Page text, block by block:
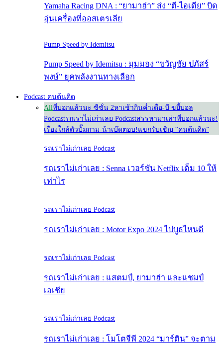
Yamaha Racing DNA : “ยามาฮ่า” ส่ง “ตี-ไอเดีย” บิด
อุ่นเครื่องที่ออสเตรเลีย
Pump Speed by Idemitsu
Pump Speed by Idemitsu : มุมมอง “ขวัญชัย ปภัสร์
พงษ์” ยุคพลังงานทางเลือก
Podcast คนต้นคิด
Allพี่บอกแล้วนะ ซีซั่น 2หาเช้ากินค่ำเดื่อ-บี ขยี้บอล
Podcastรถเราไม่เก่าเลย Podcastสรรหามาเล่าพี่บอกแล้วนะ!
เรื่องใกล้ตัวปั๊มถาม-น้าเบ๊ดตอบ! แขกรับเชิญ “คนต้นคิด”
รถเราไม่เก่าเลย Podcast
รถเราไม่เก่าเลย : Senna เวอร์ชัน Netflix เต็ม 10 ให้
เท่าไร
รถเราไม่เก่าเลย Podcast
รถเราไม่เก่าเลย : Motor Expo 2024 ไปบูธไหนดี
รถเราไม่เก่าเลย Podcast
รถเราไม่เก่าเลย : แสตมป์, ยามาฮ่า และแชมป์
เอเชีย
รถเราไม่เก่าเลย Podcast
รถเราไม่เก่าเลย : โมโตจีพี 2024 “มาร์ติน” จะตาม